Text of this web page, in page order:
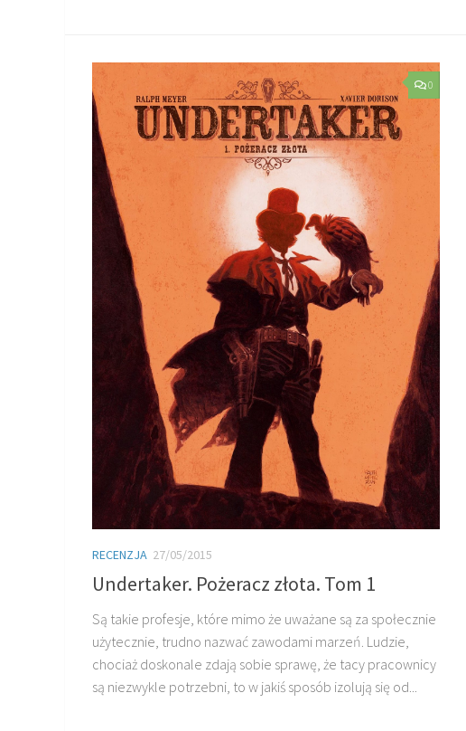
0
RECENZJA 27/05/2015
Undertaker. Pożeracz złota. Tom 1
Są takie profesje, które mimo że uważane są za społecznie
użytecznie, trudno nazwać zawodami marzeń. Ludzie,
chociaż doskonale zdają sobie sprawę, że tacy pracownicy
są niezwykle potrzebni, to w jakiś sposób izolują się od...